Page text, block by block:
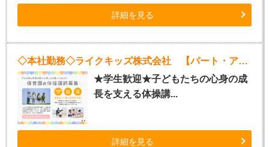
詳細を見る
◇本社勤務◇ライクキッズ株式会社 【パート・アルバイト体操講師】
★学生歓迎★子どもたちの心身の成
長を支える体操講...
詳細を見る